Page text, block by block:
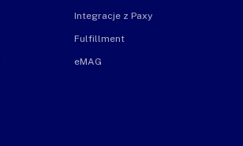
Integracje z Paxy
Fulfillment
eMAG